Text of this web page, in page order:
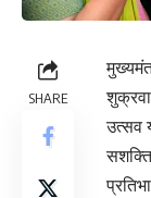
SHARE
उत्सव